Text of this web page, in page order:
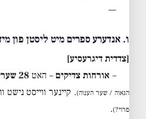
—
ו. אנדערע ספרים מיט ליסטן פון
[צדדית דיגרעסיע]
– אורחות צדיקים– האט 28 שערים
הגאוה / שער הענוה). קיינער ווייסט
פרוי?).